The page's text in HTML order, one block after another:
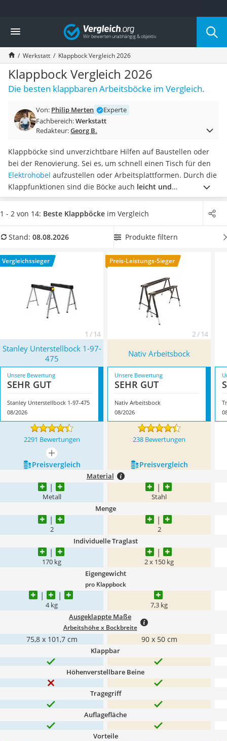
Die beliebtesten Vergleiche nach Kategorie
Baumarkt
Tresor feuerfest
Makita-Akku-Rasenmäher
Kappsäge
Smartes Türschloss
Akku-Rasentrimmer
Split-Klimaanlage 2 Innengeräte
Pelletofen
Tiefbrunnenpumpe
Fliesenschneider
Hochdruckreiniger
Doppelschleifer
Überwachungskamera
Benzinrasenmäher mit Elektrostart
Löschdecke
Winterharte Palmen
Gasdurchlauferhitzer
Vergleich
Werkstatt Klappbock Vergleich 2026
Klappbock Vergleich 2026
Die besten klappbaren Arbeitsböcke im Vergleich.
Von: Philip Merten
Experte
Fachbereich:Werkstatt
Redakteur:Georg B.
Klappböcke sind unverzichtbare Hilfen auf Baustellen oder
bei der Renovierung. Sei es, um schnell einen Tisch für den
Elektrohobel aufzustellen oder Arbeitsplattformen. Durch die
Klappfunktionen sind die Böcke auch leicht und
platzsparend zu transportieren. Tests im Internet zeigen,
dassModelle aus Aluminium oder Stahl die größten
umweltfreundlicher. Wählen Sie jetzt einen Arbeitsbock mit
sicheren Halt zu haben. Überzeugt hat uns hier im August
2026 besonders das Modell
Stanley Unterstellbock 1-97-475
1 - 2 von 14: Beste Klappböcke im Vergleich
Stand: 08.08.2026 Produkte filtern
Vergleichssieger
1 / 14
Preis-Leistungs-Sieger
2 / 14
Stanley Unterstellbock 1-97-
475
Nativ Arbeitsbock
Unsere Bewertung
SEHR GUT
Stanley Unterstellbock 1-97-475
08/2026
Unsere Bewertung
SEHR GUT
Nativ Arbeitsbock
08/2026
2291 Bewertungen 238 Bewertungen
mehr anzeigen
Preis­vergleich
Preis­vergleich
Material
Metall Stahl
Menge
2 2
Individuelle Traglast
170 kg 2 x 150 kg
Eigengewicht
pro Klappbock
4 kg 7,3 kg
Ausgeklappte Maße
Arbeitshöhe x Bockbreite
75,8 x 101,7 cm 90 x 50 cm
Klappbar
Höhenverstellbare Beine
Tragegriff
Auflagefläche
Vorteile